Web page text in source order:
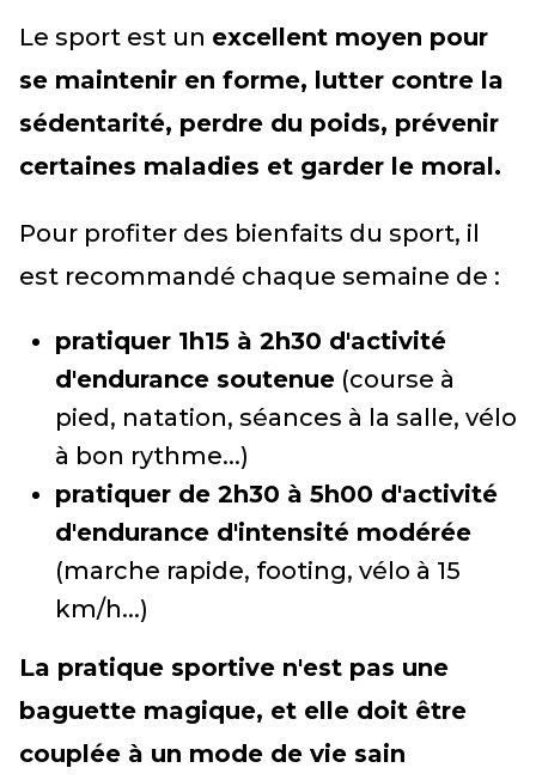
Le sport est un excellent moyen pour
se maintenir en forme, lutter contre la
sédentarité, perdre du poids, prévenir
certaines maladies et garder le moral.
Pour profiter des bienfaits du sport, il
est recommandé chaque semaine de :
pratiquer 1h15 à 2h30 d'activité
d'endurance soutenue (course à
pied, natation, séances à la salle, vélo
à bon rythme...)
pratiquer de 2h30 à 5h00 d'activité
d'endurance d'intensité modérée
(marche rapide, footing, vélo à 15
km/h...)
La pratique sportive n'est pas une
baguette magique, et elle doit être
couplée à un mode de vie sain